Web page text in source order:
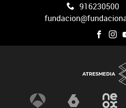
916230500